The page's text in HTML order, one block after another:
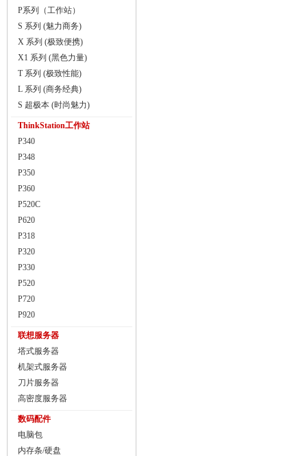
P系列（工作站）
S 系列 (魅力商务)
X 系列 (极致便携)
X1 系列 (黑色力量)
T 系列 (极致性能)
L 系列 (商务经典)
S 超极本 (时尚魅力)
ThinkStation工作站
P340
P348
P350
P360
P520C
P620
P318
P320
P330
P520
P720
P920
联想服务器
塔式服务器
机架式服务器
刀片服务器
高密度服务器
数码配件
电脑包
内存条/硬盘